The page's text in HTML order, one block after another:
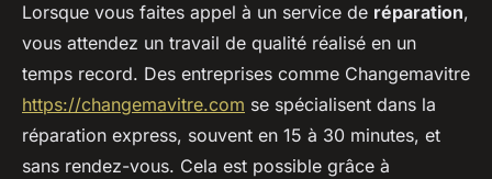
Lorsque vous faites appel à un service de réparation,
vous attendez un travail de qualité réalisé en un
temps record. Des entreprises comme Changemavitre
https://changemavitre.com se spécialisent dans la
réparation express, souvent en 15 à 30 minutes, et
sans rendez-vous. Cela est possible grâce à